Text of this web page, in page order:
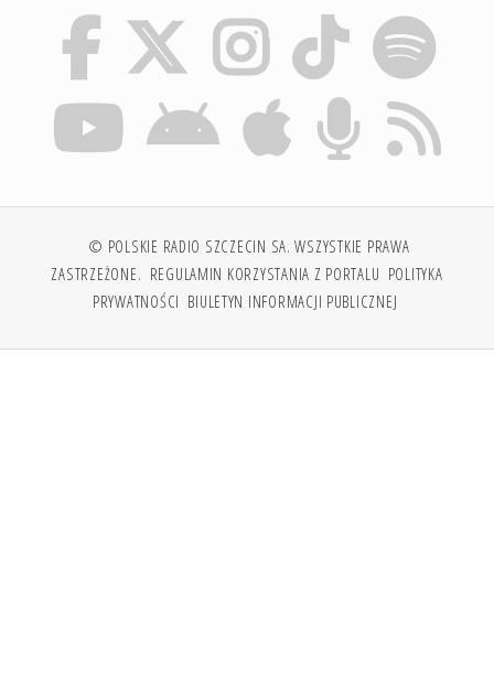
© POLSKIE RADIO SZCZECIN SA. WSZYSTKIE PRAWA
ZASTRZEŻONE. REGULAMIN KORZYSTANIA Z PORTALU POLITYKA
PRYWATNOŚCI BIULETYN INFORMACJI PUBLICZNEJ